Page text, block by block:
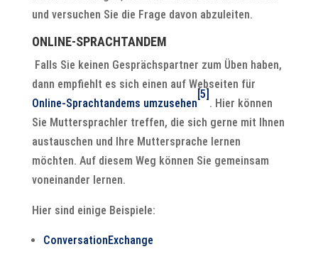
und versuchen Sie die Frage davon abzuleiten.
ONLINE-SPRACHTANDEM
Falls Sie keinen Gesprächspartner zum Üben haben,
dann empfiehlt es sich einen auf Webseiten für
Online-Sprachtandems umzusehen
[5]
. Hier können
Sie Muttersprachler treffen, die sich gerne mit Ihnen
austauschen und Ihre Muttersprache lernen
möchten. Auf diesem Weg können Sie gemeinsam
voneinander lernen.
Hier sind einige Beispiele:
ConversationExchange